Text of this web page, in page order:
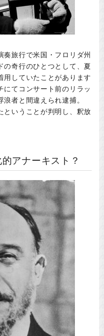
旅行で米国・フロリダ州
の奇行のひとつとして、夏
用していたことがあります
にてコンサート前のリラッ
者と間違えられ逮捕。
ということが判明し、釈放
アナーキスト？